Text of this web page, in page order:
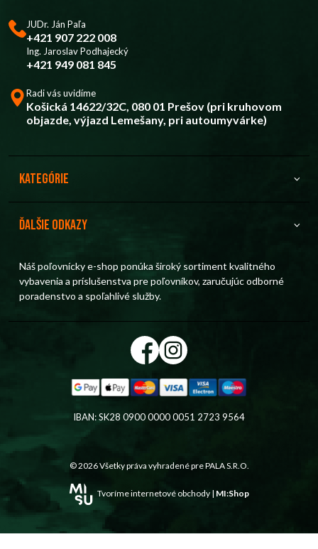
JUDr. Ján Paľa
+421 907 222 008
Ing. Jaroslav Podhajecký
+421 949 081 845
Radi vás uvidíme
Košická 14622/32C, 080 01 Prešov (pri kruhovom
objazde, výjazd Lemešany, pri autoumyvárke)
Kategórie
Ďalšie odkazy
Náš poľovnícky e-shop ponúka široký sortiment kvalitného
vybavenia a príslušenstva pre poľovníkov, zaručujúc odborné
poradenstvo a spoľahlivé služby.
IBAN: SK28 0900 0000 0051 2723 9564
© 2026 Všetky práva vyhradené prePALA S.R.O.
Tvoríme internetové obchody | MI:Shop